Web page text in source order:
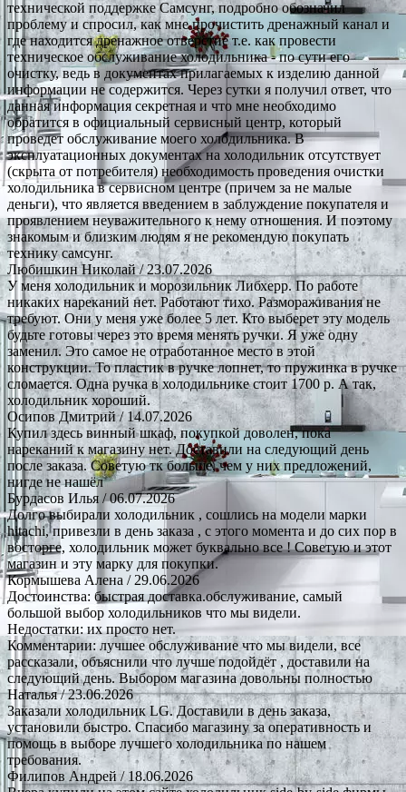
технической поддержке Самсунг, подробно обозначил
проблему и спросил, как мне прочистить дренажный канал и
где находится дренажное отверстие т.е. как провести
техническое обслуживание холодильника - по сути его
очистку, ведь в документах прилагаемых к изделию данной
информации не содержится. Через сутки я получил ответ, что
данная информация секретная и что мне необходимо
обратится в официальный сервисный центр, который
проведет обслуживание моего холодильника. В
эксплуатационных документах на холодильник отсутствует
(скрыта от потребителя) необходимость проведения очистки
холодильника в сервисном центре (причем за не малые
деньги), что является введением в заблуждение покупателя и
проявлением неуважительного к нему отношения. И поэтому
знакомым и близким людям я не рекомендую покупать
технику самсунг.
Любишкин Николай/ 23.07.2026
У меня холодильник и морозильник Либхерр. По работе
никаких нареканий нет. Работают тихо. Размораживания не
требуют. Они у меня уже более 5 лет. Кто выберет эту модель
будьте готовы через это время менять ручки. Я уже одну
заменил. Это самое не отработанное место в этой
конструкции. То пластик в ручке лопнет, то пружинка в ручке
сломается. Одна ручка в холодильнике стоит 1700 р. А так,
холодильник хороший.
Осипов Дмитрий/ 14.07.2026
Купил здесь винный шкаф, покупкой доволен, пока
нареканий к магазину нет. Доставили на следующий день
после заказа. Советую тк больше, чем у них предложений,
нигде не нашёл
Бурдасов Илья / 06.07.2026
Долго выбирали холодильник , сошлись на модели марки
hitachi, привезли в день заказа , с этого момента и до сих пор в
восторге, холодильник может буквально все ! Советую и этот
магазин и эту марку для покупки.
Кормышева Алена / 29.06.2026
Достоинства: быстрая доставка.обслуживание, самый
большой выбор холодильников что мы видели.
Недостатки: их просто нет.
Комментарии: лучшее обслуживание что мы видели, все
рассказали, объяснили что лучше подойдёт , доставили на
следующий день. Выбором магазина довольны полностью
Наталья/ 23.06.2026
Заказали холодильник LG. Доставили в день заказа,
установили быстро. Спасибо магазину за оперативность и
помощь в выборе лучшего холодильника по нашем
требования.
Филипов Андрей/ 18.06.2026